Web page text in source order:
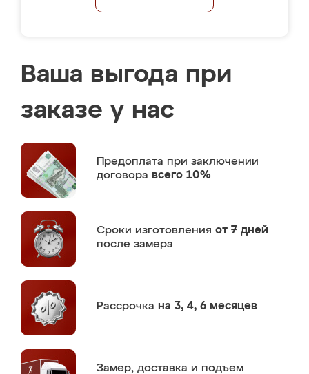
Ваша выгода при
заказе у нас
Предоплата при заключении
договора всего 10%
Сроки изготовления от 7 дней
после замера
Рассрочка на 3, 4, 6 месяцев
Замер, доставка и подъем